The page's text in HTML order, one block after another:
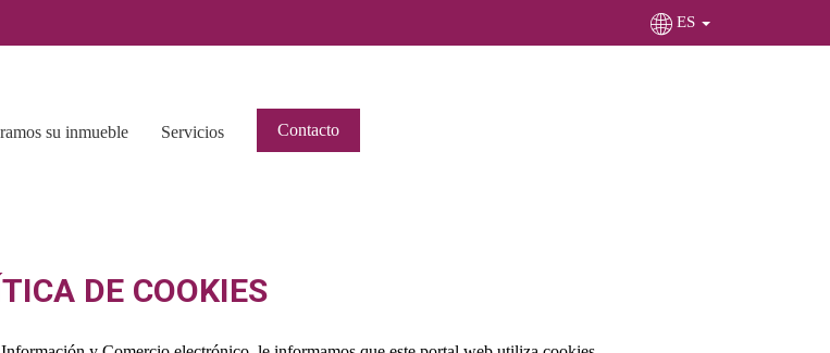
ES
su inmueble Servicios Contacto
DE COOKIES